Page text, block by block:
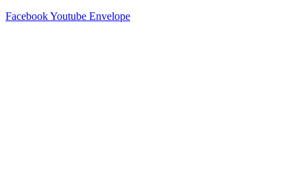
FacebookYoutube Envelope